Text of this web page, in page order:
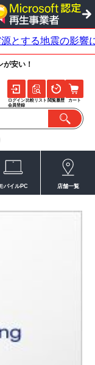
安い！
ログイン
会員登録
比較リスト 閲覧履歴 カート
バイルPC 店舗一覧